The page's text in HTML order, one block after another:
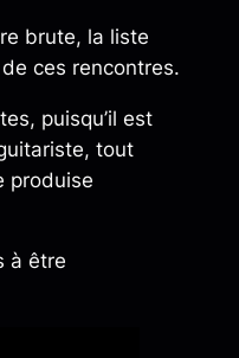
brute, la liste
ces rencontres.
puisqu’il est
tout
produise
à être